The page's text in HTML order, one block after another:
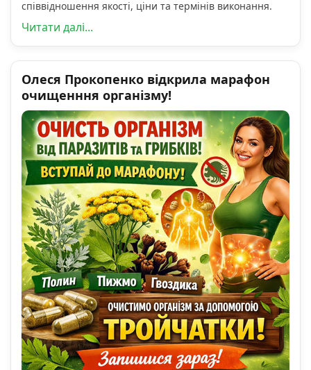
співвідношення якості, ціни та термінів виконання.
Читати далі...
Олеся Прокопенко відкрила марафон
очищенння організму!